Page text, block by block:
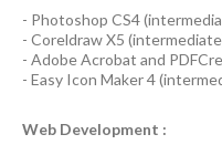
- Photoshop CS4(
- Coreldraw X5 (intermediate
- Adobe Acrobat and
- Easy Icon Maker 4(
Web Development :